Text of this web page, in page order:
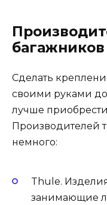
багажников
Сделать
своими руками
лучше
Производителей
немного:
Thule.
занимающие